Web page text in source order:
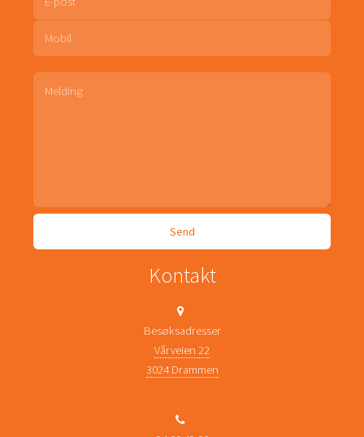
Kontakt
Besøksadresser
Vårveien 22
3024 Drammen